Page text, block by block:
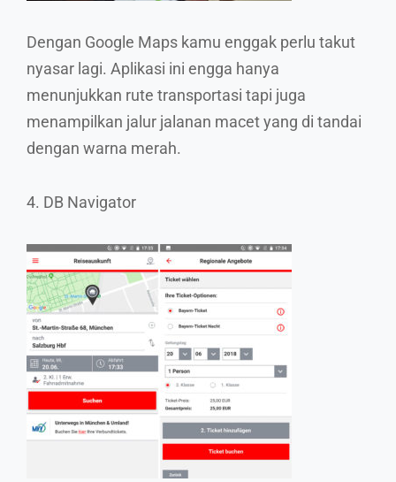
Dengan Google Maps kamu enggak perlu takut
nyasar lagi. Aplikasi ini engga hanya
menunjukkan rute transportasi tapi juga
menampilkan jalur jalanan macet yang di tandai
dengan warna merah.
4. DB Navigator